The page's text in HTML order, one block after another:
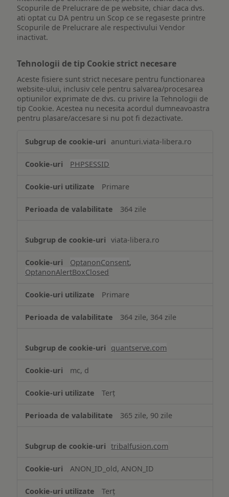
Scopurile de Prelucrare de pe website, chiar daca dvs.
ati optat cu DA pentru un Scop ce se regaseste printre
Scopurile de Prelucrare ale respectivului Vendor
inactivat.
Tehnologii de tip Cookie strict necesare
Aceste fisiere sunt strict necesare pentru functionarea
website-ului, inclusiv cele pentru salvarea/procesarea
optiunilor exprimate de dvs. cu privire la Tehnologii de
tip Cookie. Acestea nu necesita acordul dumneavoastra
pentru plasare/accesare si nu pot fi dezactivate.
de
Cookie
necesare
anunturi.viata-libera.ro
PHPSESSID
Primare
364 zile
viata-libera.ro
OptanonConsent,
OptanonAlertBoxClosed
Primare
364 zile, 364 zile
quantserve.com
mc, d
Terț
365 zile, 90 zile
tribalfusion.com
ANON_ID_old, ANON_ID
Terț